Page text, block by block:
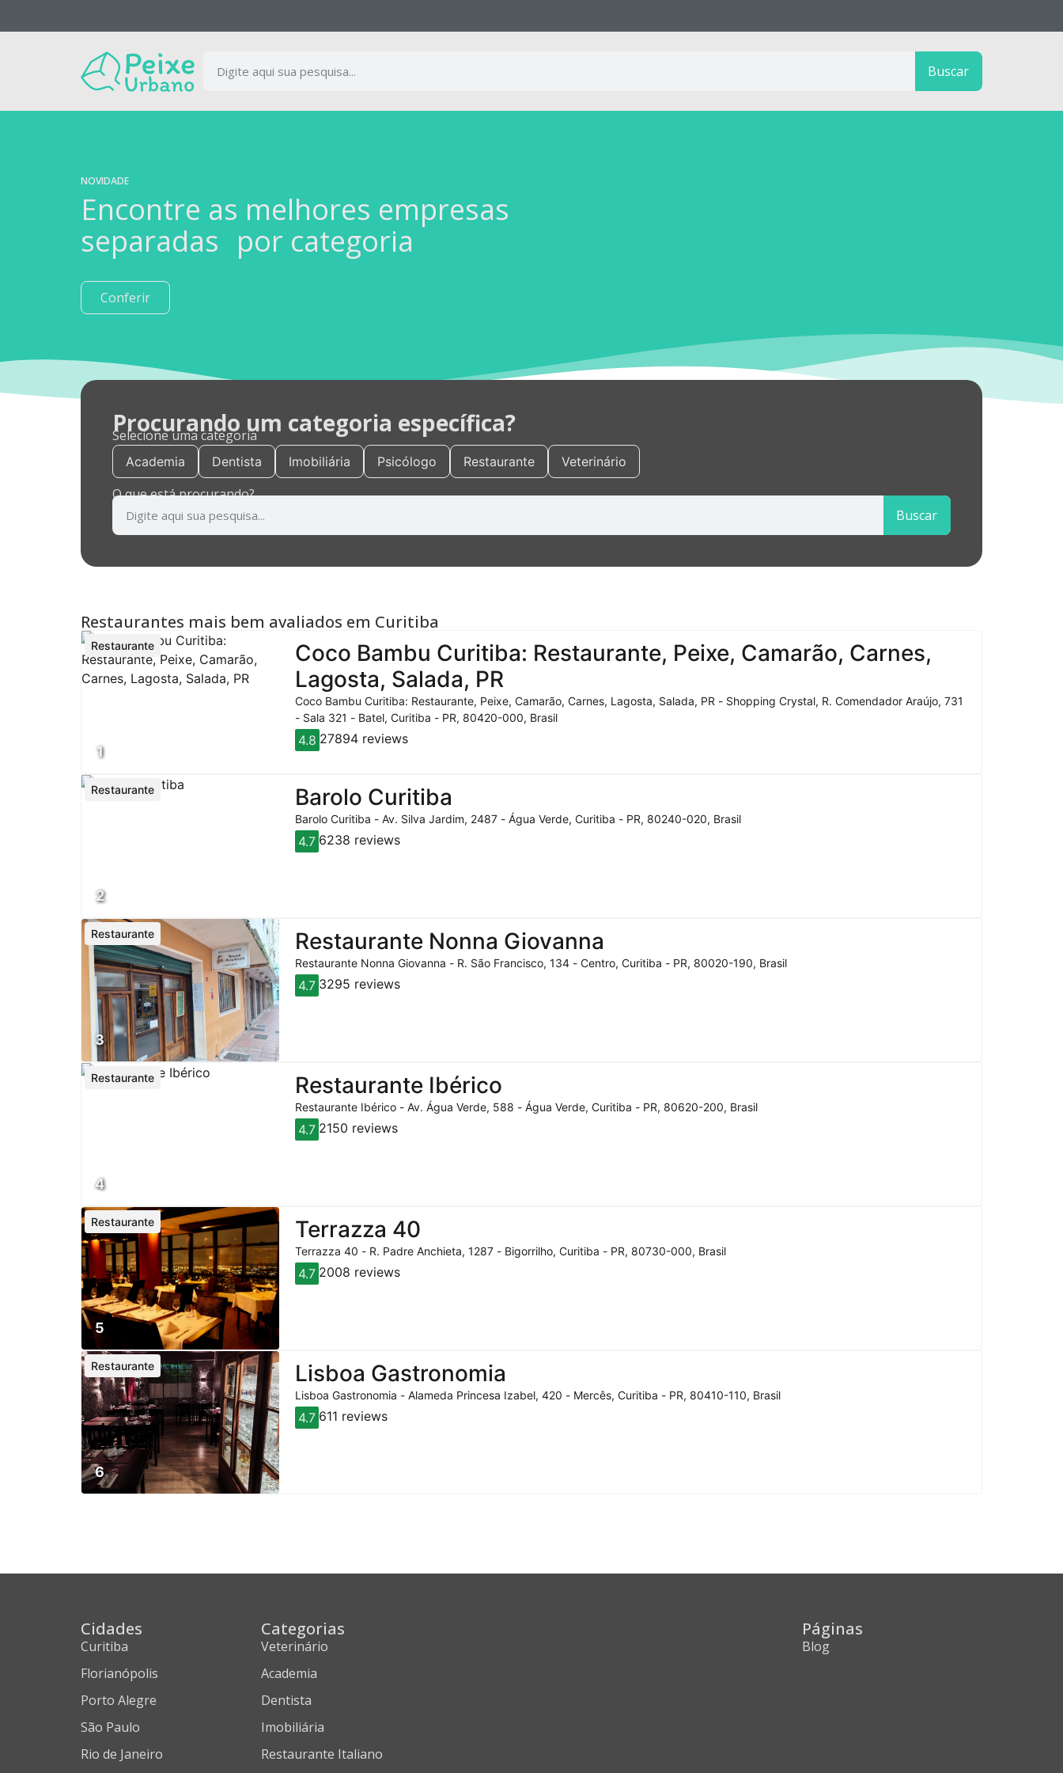
Buscar
NOVIDADE
Encontre as melhores empresas
separadas por categoria
Conferir
Procurando um categoria específica?
Selecione uma categoria
Academia Dentista Imobiliária Psicólogo Restaurante Veterinário
O que está procurando?
Buscar
Restaurantes mais bem avaliados em Curitiba
1
Coco Bambu Curitiba: Restaurante, Peixe, Camarão, Carnes,
Lagosta, Salada, PR
Restaurante
Coco Bambu Curitiba: Restaurante, Peixe, Camarão, Carnes, Lagosta, Salada, PR - Shopping Crystal, R. Comendador Araújo, 731
- Sala 321 - Batel, Curitiba - PR, 80420-000, Brasil
4.8 27894 reviews
2
Barolo Curitiba
Restaurante
Barolo Curitiba - Av. Silva Jardim, 2487 - Água Verde, Curitiba - PR, 80240-020, Brasil
4.7 6238 reviews
3
Restaurante Nonna Giovanna
Restaurante
Restaurante Nonna Giovanna - R. São Francisco, 134 - Centro, Curitiba - PR, 80020-190, Brasil
4.7 3295 reviews
4
Restaurante Ibérico
Restaurante
Restaurante Ibérico - Av. Água Verde, 588 - Água Verde, Curitiba - PR, 80620-200, Brasil
4.7 2150 reviews
5
Terrazza 40
Restaurante
Terrazza 40 - R. Padre Anchieta, 1287 - Bigorrilho, Curitiba - PR, 80730-000, Brasil
4.7 2008 reviews
6
Lisboa Gastronomia
Restaurante
Lisboa Gastronomia - Alameda Princesa Izabel, 420 - Mercês, Curitiba - PR, 80410-110, Brasil
4.7 611 reviews
Cidades
Curitiba
Florianópolis
Porto Alegre
São Paulo
Rio de Janeiro
Categorias
Veterinário
Academia
Dentista
Imobiliária
Restaurante Italiano
Páginas
Blog